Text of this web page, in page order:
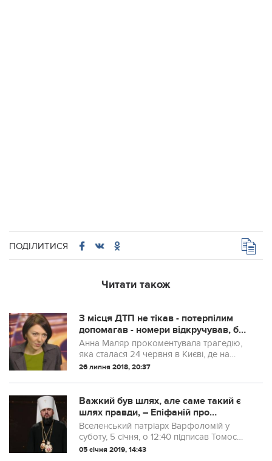
ПОДІЛИТИСЯ
Читати також
З місця ДTП не тікав - потерпілим
допомагав - номери відкручував, бо
думав про стан своїх рідних - гальма
не спрацювали
Анна Маляр прокоментувала трагедію,
яка сталася 24 червня в Києві, де на
пішохідному переході водій “Хаммера”
26 липня 2018, 20:37
Важкий був шлях, але саме такий є
шлях правди, – Епіфаній про
підписання Томосу
Вселенський патріарх Варфоломій у
суботу, 5 січня, о 12:40 підписав Томос
про автокефалію єдиної Православної
05 січня 2019, 14:43